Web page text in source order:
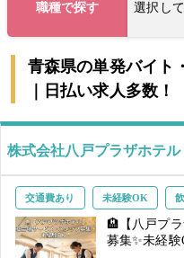
職種で探す 選択し
青森県の単発バイト
｜日払い求人多数！
株式会社八戸プラザホテル
交通費あり 未経験OK
🏨【八戸プ
募集✨未経験